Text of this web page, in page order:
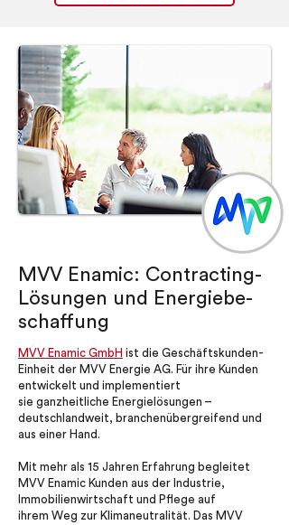
MVV Enamic: Contracting-
Lösungen und Energiebe-
schaffung
MVV Enamic GmbH ist die Geschäftskunden-
Einheit der MVV Energie AG. Für ihre Kunden
entwickelt und implementiert
sie ganzheitliche Energielösungen –
deutschlandweit, branchenübergreifend und
aus einer Hand.
Mit mehr als 15 Jahren Erfahrung begleitet
MVV Enamic Kunden aus der Industrie,
Immobilienwirtschaft und Pflege auf
ihrem Weg zur Klimaneutralität. Das MVV